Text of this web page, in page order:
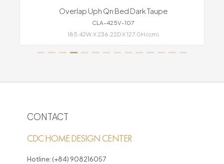
Overlap Uph Qn Bed Dark Taupe
CLA-425V-107
185.42W X 236.22D X 127.0H (cm)
CONTACT
CDC HOME DESIGN CENTER
Hotline: (+84) 908216057